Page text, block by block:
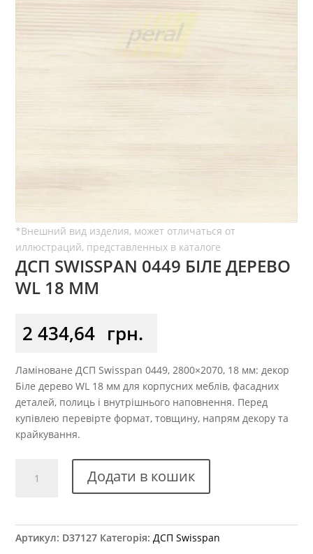
ДСП SWISSPAN 0449 БІЛЕ ДЕРЕВО
WL 18 ММ
2 434,64 грн.
Ламіноване ДСП Swisspan 0449, 2800×2070, 18 мм: декор
Біле дерево WL 18 мм для корпусних меблів, фасадних
деталей, полиць і внутрішнього наповнення. Перед
купівлею перевірте формат, товщину, напрям декору та
крайкування.
Swisspan
WL
Додати в кошик
Артикул: D37127 Категорія: ДСП Swisspan